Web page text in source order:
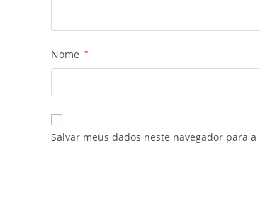
Nome *
Salvar meus dados neste navegador para